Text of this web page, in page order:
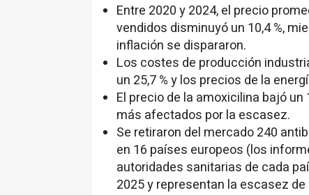
Entre 2020 y 2024, el precio
vendidos disminuyó un 10,4 %,
inflación se dispararon.
Los costes de producción
un 25,7 % y los precios de la
El precio de la amoxicilina bajó
más afectados por la escasez.
Se retiraron del mercado 240
en 16 países europeos (los
autoridades sanitarias de cada
2025 y representan la escasez